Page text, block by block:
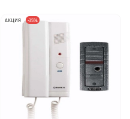
АКЦИЯ -35%